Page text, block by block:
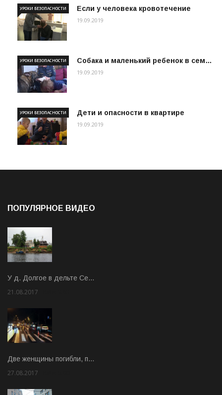
Если у человека кровотечение
УРОКИ БЕЗОПАСНОСТИ
19.09.2019
Собака и маленький ребенок в сем…
УРОКИ БЕЗОПАСНОСТИ
19.09.2019
Дети и опасности в квартире
УРОКИ БЕЗОПАСНОСТИ
19.09.2019
ПОПУЛЯРНОЕ ВИДЕО
У д. Долгое в дельте Се…
21.08.2017
Две женщины погибли, п…
27.08.2017